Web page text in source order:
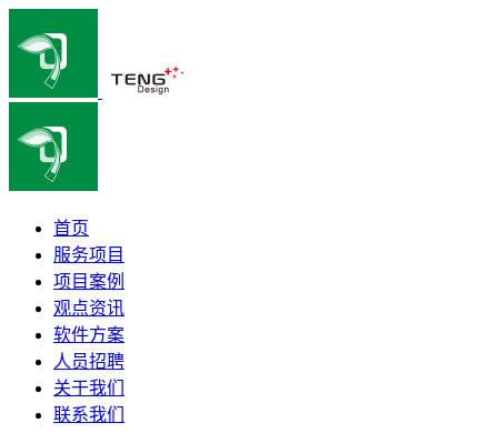
首页
服务项目
项目案例
观点资讯
软件方案
人员招聘
关于我们
联系我们